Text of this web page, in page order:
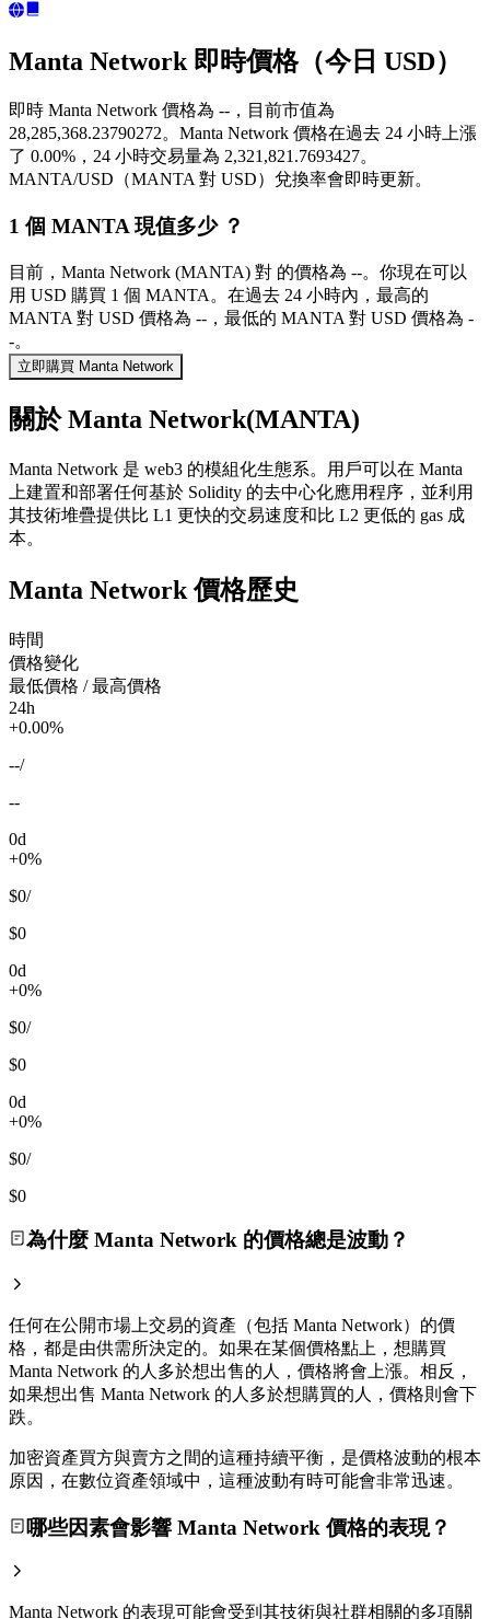
Manta Network 即時價格（今日 USD）
即時 Manta Network 價格為 --，目前市值為
28,285,368.23790272。Manta Network 價格在過去 24 小時上漲
了 0.00%，24 小時交易量為 2,321,821.7693427。
MANTA/USD（MANTA 對 USD）兌換率會即時更新。
1 個 MANTA 現值多少 ？
目前，Manta Network (MANTA) 對 的價格為 --。你現在可以
用 USD 購買 1 個 MANTA。在過去 24 小時內，最高的
MANTA 對 USD 價格為 --，最低的 MANTA 對 USD 價格為 -
-。
立即購買 Manta Network
關於 Manta Network(MANTA)
Manta Network 是 web3 的模組化生態系。用戶可以在 Manta
上建置和部署任何基於 Solidity 的去中心化應用程序，並利用
其技術堆疊提供比 L1 更快的交易速度和比 L2 更低的 gas 成
本。
Manta Network 價格歷史
時間
價格變化
最低價格 / 最高價格
24h
+0.00%
--/
--
0d
+0%
$0/
$0
0d
+0%
$0/
$0
0d
+0%
$0/
$0
為什麼 Manta Network 的價格總是波動？
任何在公開市場上交易的資產（包括 Manta Network）的價
格，都是由供需所決定的。如果在某個價格點上，想購買
Manta Network 的人多於想出售的人，價格將會上漲。相反，
如果想出售 Manta Network 的人多於想購買的人，價格則會下
跌。
加密資產買方與賣方之間的這種持續平衡，是價格波動的根本
原因，在數位資產領域中，這種波動有時可能會非常迅速。
哪些因素會影響 Manta Network 價格的表現？
Manta Network 的表現可能會受到其技術與社群相關的多項關